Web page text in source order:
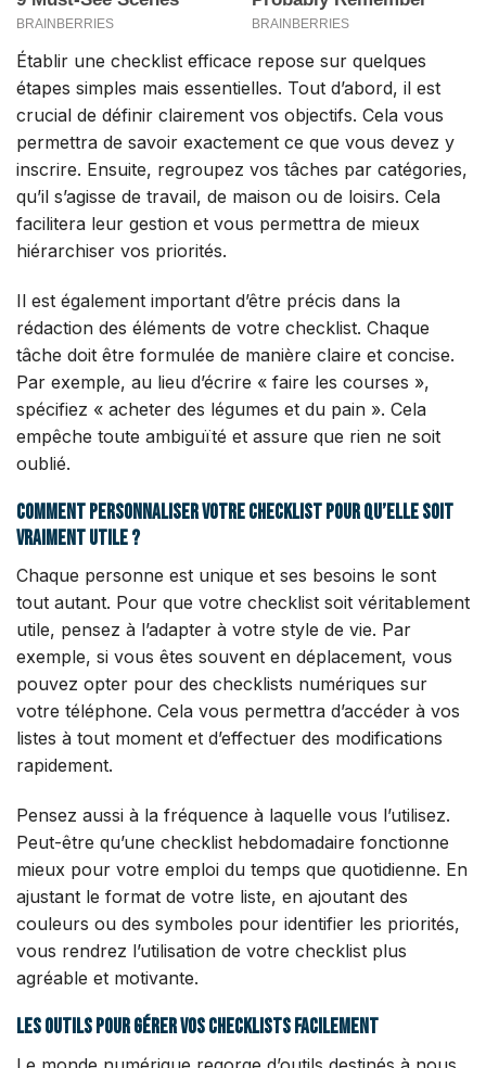
Établir une checklist efficace repose sur quelques
étapes simples mais essentielles. Tout d’abord, il est
crucial de définir clairement vos objectifs. Cela vous
permettra de savoir exactement ce que vous devez y
inscrire. Ensuite, regroupez vos tâches par catégories,
qu’il s’agisse de travail, de maison ou de loisirs. Cela
facilitera leur gestion et vous permettra de mieux
hiérarchiser vos priorités.
Il est également important d’être précis dans la
rédaction des éléments de votre checklist. Chaque
tâche doit être formulée de manière claire et concise.
Par exemple, au lieu d’écrire « faire les courses »,
spécifiez « acheter des légumes et du pain ». Cela
empêche toute ambiguïté et assure que rien ne soit
oublié.
Comment personnaliser votre checklist pour qu’elle soit
vraiment utile ?
Chaque personne est unique et ses besoins le sont
tout autant. Pour que votre checklist soit véritablement
utile, pensez à l’adapter à votre style de vie. Par
exemple, si vous êtes souvent en déplacement, vous
pouvez opter pour des checklists numériques sur
votre téléphone. Cela vous permettra d’accéder à vos
listes à tout moment et d’effectuer des modifications
rapidement.
Pensez aussi à la fréquence à laquelle vous l’utilisez.
Peut-être qu’une checklist hebdomadaire fonctionne
mieux pour votre emploi du temps que quotidienne. En
ajustant le format de votre liste, en ajoutant des
couleurs ou des symboles pour identifier les priorités,
vous rendrez l’utilisation de votre checklist plus
agréable et motivante.
Les outils pour gérer vos checklists facilement